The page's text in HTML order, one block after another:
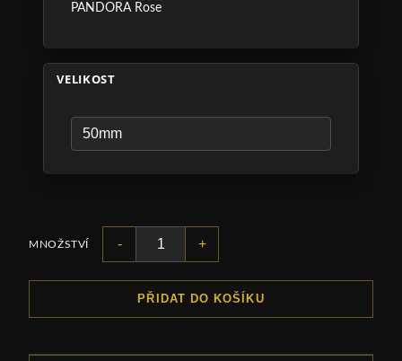
PANDORA Rose
VELIKOST
MNOŽSTVÍ - +
PŘIDAT DO KOŠÍKU